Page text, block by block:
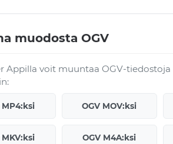
muodosta OGV
Appilla voit muuntaa OGV-
MP4:ksi OGV MOV:ksi
MKV:ksi OGV M4A:ksi